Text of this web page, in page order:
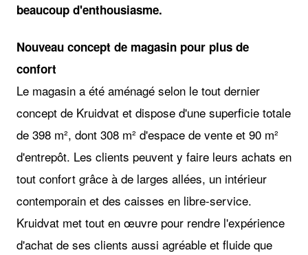
beaucoup d'enthousiasme.
Nouveau concept de magasin pour plus de
confort
Le magasin a été aménagé selon le tout dernier
concept de Kruidvat et dispose d'une superficie totale
de 398 m², dont 308 m² d'espace de vente et 90 m²
d'entrepôt. Les clients peuvent y faire leurs achats en
tout confort grâce à de larges allées, un intérieur
contemporain et des caisses en libre-service.
Kruidvat met tout en œuvre pour rendre l'expérience
d'achat de ses clients aussi agréable et fluide que